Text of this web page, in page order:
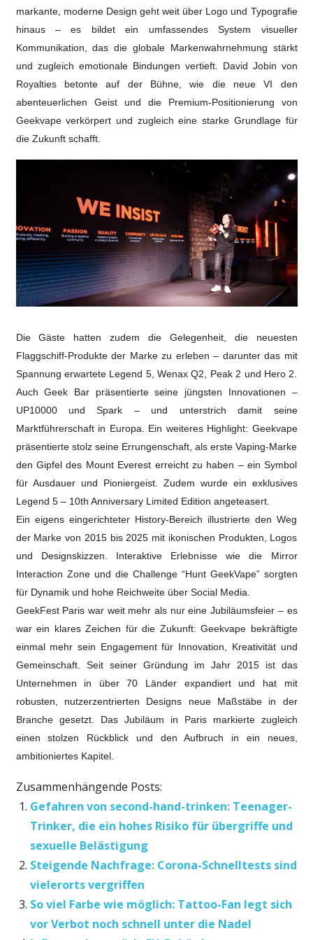
markante, moderne Design geht weit über Logo und Typografie
hinaus – es bildet ein umfassendes System visueller
Kommunikation, das die globale Markenwahrnehmung stärkt
und zugleich emotionale Bindungen vertieft. David Jobin von
Royalties betonte auf der Bühne, wie die neue VI den
abenteuerlichen Geist und die Premium-Positionierung von
Geekvape verkörpert und zugleich eine starke Grundlage für
die Zukunft schafft.
Die Gäste hatten zudem die Gelegenheit, die neuesten
Flaggschiff-Produkte der Marke zu erleben – darunter das mit
Spannung erwartete Legend 5, Wenax Q2, Peak 2 und Hero 2.
Auch Geek Bar präsentierte seine jüngsten Innovationen –
UP10000 und Spark – und unterstrich damit seine
Marktführerschaft in Europa. Ein weiteres Highlight: Geekvape
präsentierte stolz seine Errungenschaft, als erste Vaping-Marke
den Gipfel des Mount Everest erreicht zu haben – ein Symbol
für Ausdauer und Pioniergeist. Zudem wurde ein exklusives
Legend 5 – 10th Anniversary Limited Edition angeteasert.
Ein eigens eingerichteter History-Bereich illustrierte den Weg
der Marke von 2015 bis 2025 mit ikonischen Produkten, Logos
und Designskizzen. Interaktive Erlebnisse wie die Mirror
Interaction Zone und die Challenge “Hunt GeekVape” sorgten
für Dynamik und hohe Reichweite über Social Media.
GeekFest Paris war weit mehr als nur eine Jubiläumsfeier – es
war ein klares Zeichen für die Zukunft: Geekvape bekräftigte
einmal mehr sein Engagement für Innovation, Kreativität und
Gemeinschaft. Seit seiner Gründung im Jahr 2015 ist das
Unternehmen in über 70 Länder expandiert und hat mit
robusten, nutzerzentrierten Designs neue Maßstäbe in der
Branche gesetzt. Das Jubiläum in Paris markierte zugleich
einen stolzen Rückblick und den Aufbruch in ein neues,
ambitioniertes Kapitel.
Zusammenhängende Posts:
Gefahren von second-hand-trinken: Teenager-
Trinker, die ein hohes Risiko für übergriffe und
sexuelle Belästigung
Steigende Nachfrage: Corona-Schnelltests sind
vielerorts vergriffen
So viel Farbe wie möglich: Tattoo-Fan legt sich
vor Verbot noch schnell unter die Nadel